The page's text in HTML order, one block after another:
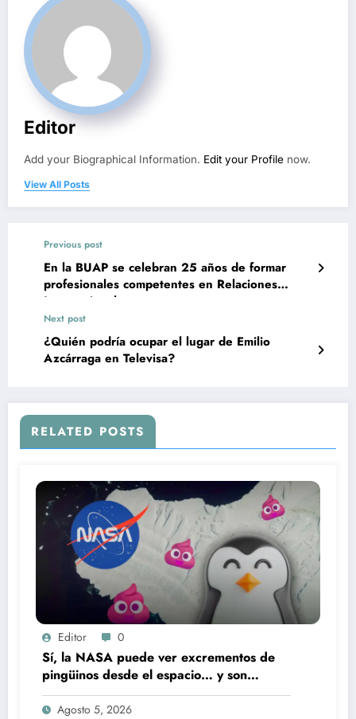
Editor
Add your Biographical Information. Edit your Profile now.
View All Posts
Previous post
En la BUAP se celebran 25 años de formar
profesionales competentes en Relaciones
Internacionales
Next post
¿Quién podría ocupar el lugar de Emilio
Azcárraga en Televisa?
RELATED POSTS
Editor 0
Sí, la NASA puede ver excrementos de
pingüinos desde el espacio… y son
rosados
Agosto 5, 2026